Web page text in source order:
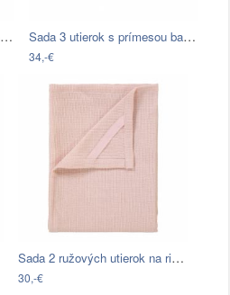
Sada 3 svetlobéžových bavlnených… Sada 3 utierok s prímesou bavlny Madre…
34,-€
Sada 2 ružových utierok na riad zo…
30,-€